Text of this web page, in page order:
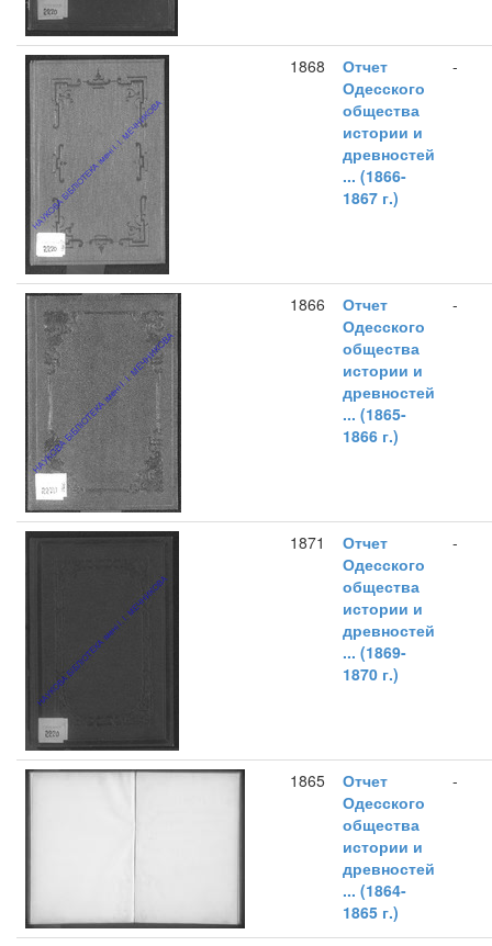
1868
Отчет
Одесского
общества
истории и
древностей
... (1866-
1867 г.)
-
1866
Отчет
Одесского
общества
истории и
древностей
... (1865-
1866 г.)
-
1871
Отчет
Одесского
общества
истории и
древностей
... (1869-
1870 г.)
-
1865
Отчет
Одесского
общества
истории и
древностей
... (1864-
1865 г.)
-